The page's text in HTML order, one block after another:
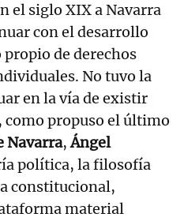
el siglo XIX a Navarra
con el desarrollo
de derechos
No tuvo la
en la vía de existir
como propuso el último
Navarra,Ángel
política, la filosofía
constitucional,
material